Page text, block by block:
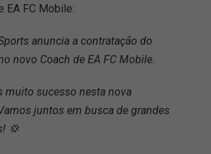
EA FC Mobile:
anuncia a contratação do
novo Coach de EA FC Mobile.
muito sucesso nesta nova
juntos em busca de grandes
💢